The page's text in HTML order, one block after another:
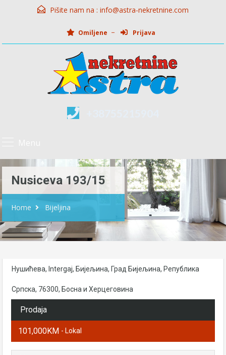
Pišite nam na : info@astra-nekretnine.com
Omiljene Prijava
Nusiceva 193/15
Home Bijeljina
Нушићева, Intergaj, Бијељина, Град Бијељина, Република
Српска, 76300, Босна и Херцеговина
Prodaja
101,000KM - Lokal